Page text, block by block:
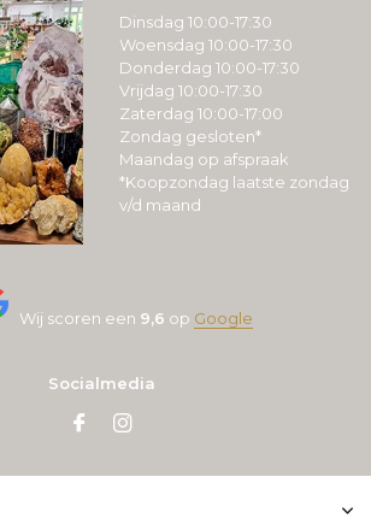
Dinsdag 10:00-17:30
Woensdag 10:00-17:30
Donderdag 10:00-17:30
Vrijdag 10:00-17:30
Zaterdag 10:00-17:00
Zondag gesloten*
Maandag op afspraak
*Koopzondag laatste zondag
v/d maand
Wij scoren een 9,6 op Google
Socialmedia